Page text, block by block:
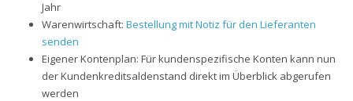
Jahr
Warenwirtschaft: Bestellung mit Notiz für den Lieferanten
senden
Eigener Kontenplan: Für kundenspezifische Konten kann nun
der Kundenkreditsaldenstand direkt im Überblick abgerufen
werden